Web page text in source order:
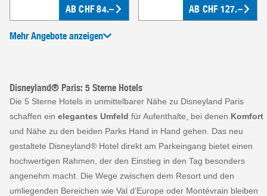
AB CHF 84.– AB CHF 127.–
Mehr Angebote anzeigen
Disneyland® Paris: 5 Sterne Hotels
Die 5 Sterne Hotels in unmittelbarer Nähe zu Disneyland Paris
schaffen ein elegantes Umfeld für Aufenthalte, bei denen Komfort
und Nähe zu den beiden Parks Hand in Hand gehen. Das neu
gestaltete Disneyland® Hotel direkt am Parkeingang bietet einen
hochwertigen Rahmen, der den Einstieg in den Tag besonders
angenehm macht. Die Wege zwischen dem Resort und den
umliegenden Bereichen wie Val d’Europe oder Montévrain bleiben